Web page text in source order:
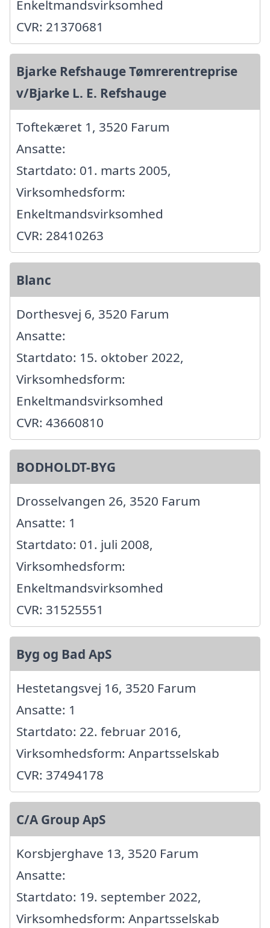
Enkeltmandsvirksomhed
CVR: 21370681
Bjarke Refshauge Tømrerentreprise
v/Bjarke L. E. Refshauge
Toftekæret 1, 3520 Farum
Ansatte:
Startdato: 01. marts 2005,
Virksomhedsform:
Enkeltmandsvirksomhed
CVR: 28410263
Blanc
Dorthesvej 6, 3520 Farum
Ansatte:
Startdato: 15. oktober 2022,
Virksomhedsform:
Enkeltmandsvirksomhed
CVR: 43660810
BODHOLDT-BYG
Drosselvangen 26, 3520 Farum
Ansatte: 1
Startdato: 01. juli 2008,
Virksomhedsform:
Enkeltmandsvirksomhed
CVR: 31525551
Byg og Bad ApS
Hestetangsvej 16, 3520 Farum
Ansatte: 1
Startdato: 22. februar 2016,
Virksomhedsform: Anpartsselskab
CVR: 37494178
C/A Group ApS
Korsbjerghave 13, 3520 Farum
Ansatte:
Startdato: 19. september 2022,
Virksomhedsform: Anpartsselskab